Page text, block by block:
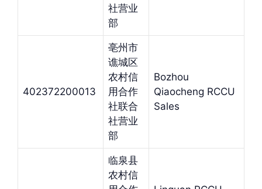
社营业
部
402372200013
亳州市
谯城区
农村信
用合作
社联合
社营业
部
Bozhou
Qiaocheng RCCU
Sales
临泉县
农村信